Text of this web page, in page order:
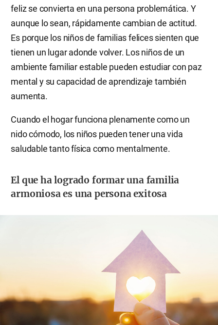
feliz se convierta en una persona problemática. Y
aunque lo sean, rápidamente cambian de actitud.
Es porque los niños de familias felices sienten que
tienen un lugar adonde volver. Los niños de un
ambiente familiar estable pueden estudiar con paz
mental y su capacidad de aprendizaje también
aumenta.
Cuando el hogar funciona plenamente como un
nido cómodo, los niños pueden tener una vida
saludable tanto física como mentalmente.
El que ha logrado formar una familia
armoniosa es una persona exitosa